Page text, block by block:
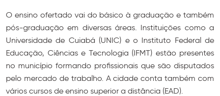
O ensino ofertado vai do básico à graduação e também
pós-graduação em diversas áreas. Instituições como a
Universidade de Cuiabá (UNIC) e o Instituto Federal de
Educação, Ciências e Tecnologia (IFMT) estão presentes
no município formando profissionais que são disputados
pelo mercado de trabalho. A cidade conta também com
vários cursos de ensino superior a distância (EAD).